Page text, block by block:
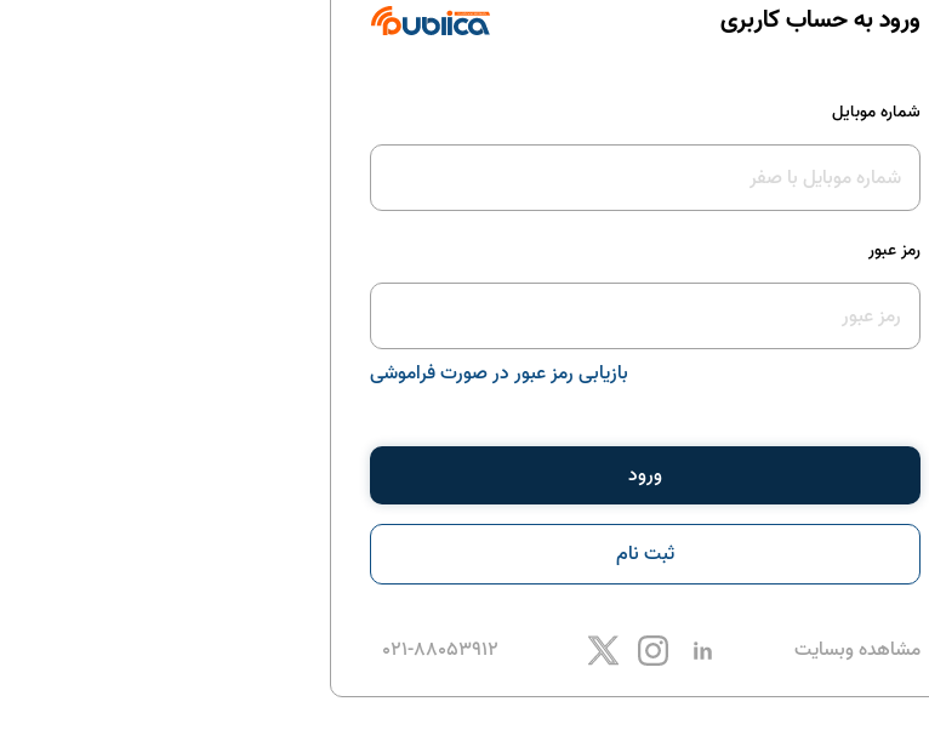
ورود به حساب کاربری
شماره موبایل
رمز عبور
بازیابی رمز عبور در صورت فراموشی
ورود
ثبت نام
مشاهده وبسایت 021-88053912